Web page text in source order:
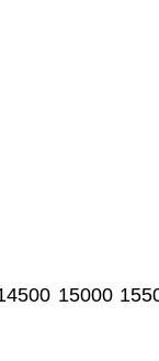
15000